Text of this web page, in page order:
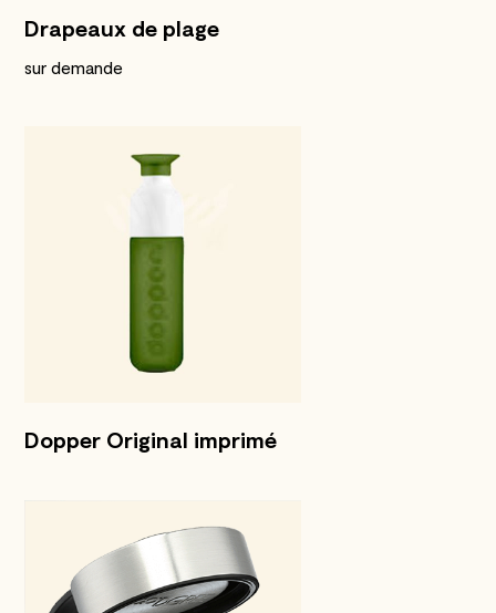
Drapeaux de plage
sur demande
Dopper Original imprimé